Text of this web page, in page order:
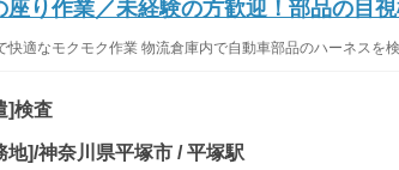
座り作業／未経験の方歓迎！部品の目
快適なモクモク作業 物流倉庫内で自動車部品のハーネスを
]検査
地]/神奈川県平塚市 / 平塚駅